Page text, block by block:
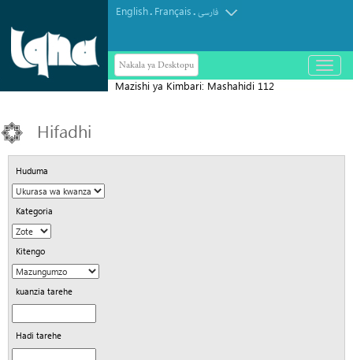
English. Français.فارسی
Nakala ya Desktopu
باز
و
Mazishi ya Kimbari: Mashahidi 112
Hifadhi
Huduma
Kategoria
Kitengo
kuanzia tarehe
Hadi tarehe